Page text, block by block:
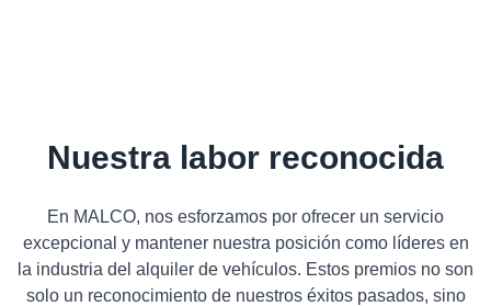
Nuestra labor reconocida
En MALCO, nos esforzamos por ofrecer un servicio
excepcional y mantener nuestra posición como líderes en
la industria del alquiler de vehículos. Estos premios no son
solo un reconocimiento de nuestros éxitos pasados, sino